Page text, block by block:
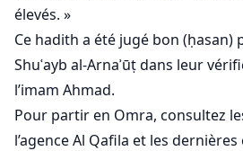
élevés. »
Ce hadith a été jugé bon (ḥasan)
Shuʿayb al-Arnaʾūṭ dans leur
l’imam Ahmad.
Pour partir en Omra, consultez
l’agence Al Qafila et les